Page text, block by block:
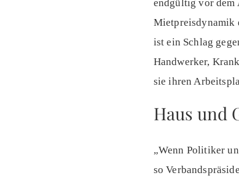
endgültig vor dem
Mietpreisdynamik
ist ein Schlag
Handwerker,
sie ihren
Haus und
„Wenn Politiker
so